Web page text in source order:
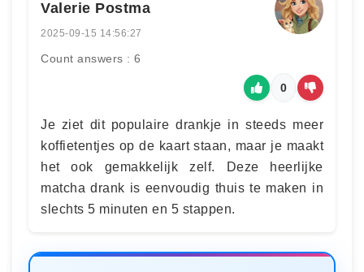
Valerie Postma
2025-09-15 14:56:27
Count answers : 6
0
Je ziet dit populaire drankje in steeds meer
koffietentjes op de kaart staan, maar je maakt
het ook gemakkelijk zelf. Deze heerlijke
matcha drank is eenvoudig thuis te maken in
slechts 5 minuten en 5 stappen.